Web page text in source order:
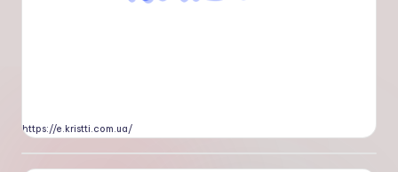
https://e.kristti.com.ua/